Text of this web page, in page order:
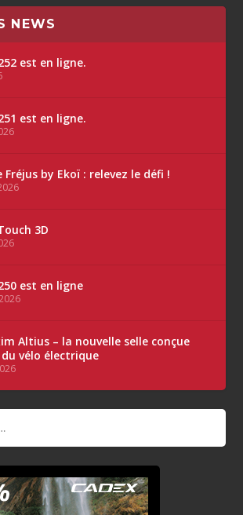
NEWS
est en ligne.
est en ligne.
by Ekoï : relevez le défi !
3D
est en ligne
Altius – la nouvelle selle conçue
du vélo électrique